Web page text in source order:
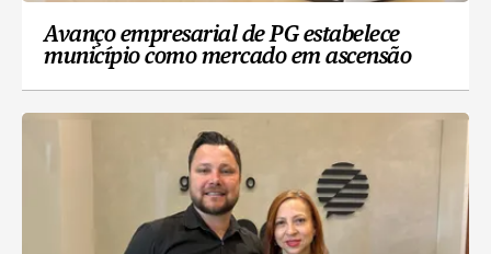
Avanço empresarial de PG estabelece
município como mercado em ascensão